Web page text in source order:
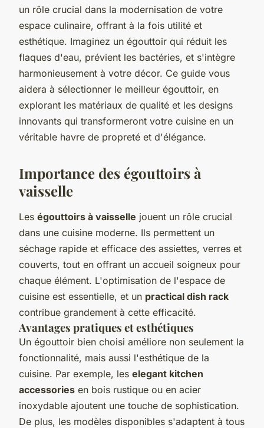
un rôle crucial dans la modernisation de votre
espace culinaire, offrant à la fois utilité et
esthétique. Imaginez un égouttoir qui réduit les
flaques d'eau, prévient les bactéries, et s'intègre
harmonieusement à votre décor. Ce guide vous
aidera à sélectionner le meilleur égouttoir, en
explorant les matériaux de qualité et les designs
innovants qui transformeront votre cuisine en un
véritable havre de propreté et d'élégance.
Importance des égouttoirs à
vaisselle
Les égouttoirs à vaisselle jouent un rôle crucial
dans une cuisine moderne. Ils permettent un
séchage rapide et efficace des assiettes, verres et
couverts, tout en offrant un accueil soigneux pour
chaque élément. L'optimisation de l'espace de
cuisine est essentielle, et un practical dish rack
contribue grandement à cette efficacité.
Avantages pratiques et esthétiques
Un égouttoir bien choisi améliore non seulement la
fonctionnalité, mais aussi l'esthétique de la
cuisine. Par exemple, les elegant kitchen
accessories en bois rustique ou en acier
inoxydable ajoutent une touche de sophistication.
De plus, les modèles disponibles s'adaptent à tous